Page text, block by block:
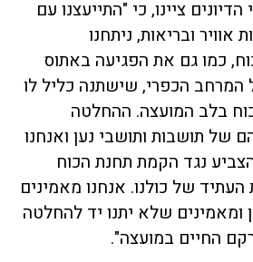
ציינו, כי "התייעצנו עם
ובריאות, ניתחנו
כמו גם את הפגיעה באתוס
הכפרי, שישתנה כליל לו
בלב המועצה. ההחלטה
של תושבות ותושבי נען ואנחנו
נגד הקמת תחנת הכוח
של כולנו. אנחנו מאמינים
ומאמינים שלא יתנו יד להחלטה
החיים במועצה".